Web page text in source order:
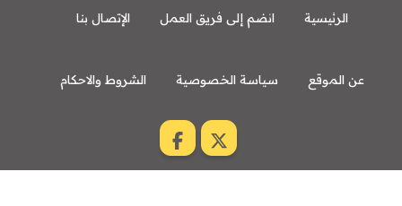
الرئيسية انضم إلى فريق العمل الإتصال بنا
عن الموقع سياسة الخصوصية الشروط والاحكام